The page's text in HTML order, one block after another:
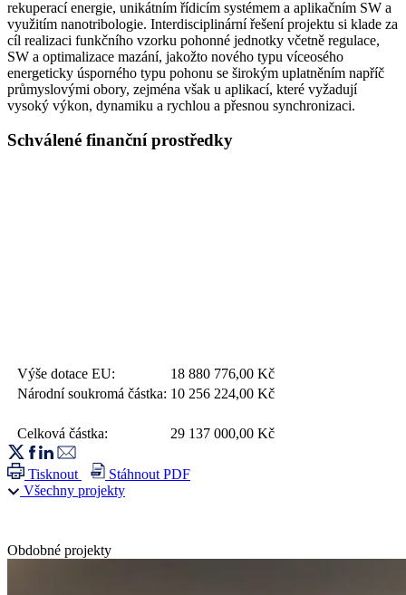
rekuperací energie, unikátním řídicím systémem a aplikačním SW a
využitím nanotribologie. Interdisciplinární řešení projektu si klade za
cíl realizaci funkčního vzorku pohonné jednotky včetně regulace,
SW a optimalizace mazání, jakožto nového typu víceosého
energeticky úsporného typu pohonu se širokým uplatněním napříč
průmyslovými obory, zejména však u aplikací, které vyžadují
vysoký výkon, dynamiku a rychlou a přesnou synchronizaci.
Schválené finanční prostředky
Výše dotace EU: 18 880 776,00 Kč
Národní soukromá částka: 10 256 224,00 Kč
Celková částka: 29 137 000,00 Kč
Tisknout
Stáhnout PDF
Všechny projekty
Obdobné projekty